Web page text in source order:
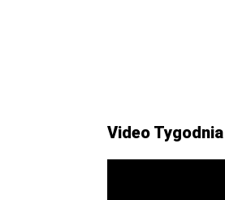
Video Tygodnia